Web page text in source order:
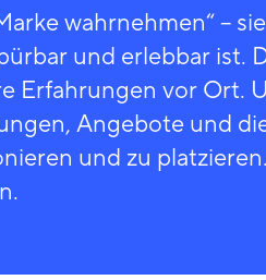
wahrnehmen“ –
und erlebbar ist.
Erfahrungen vor Ort.
Angebote und
und zu